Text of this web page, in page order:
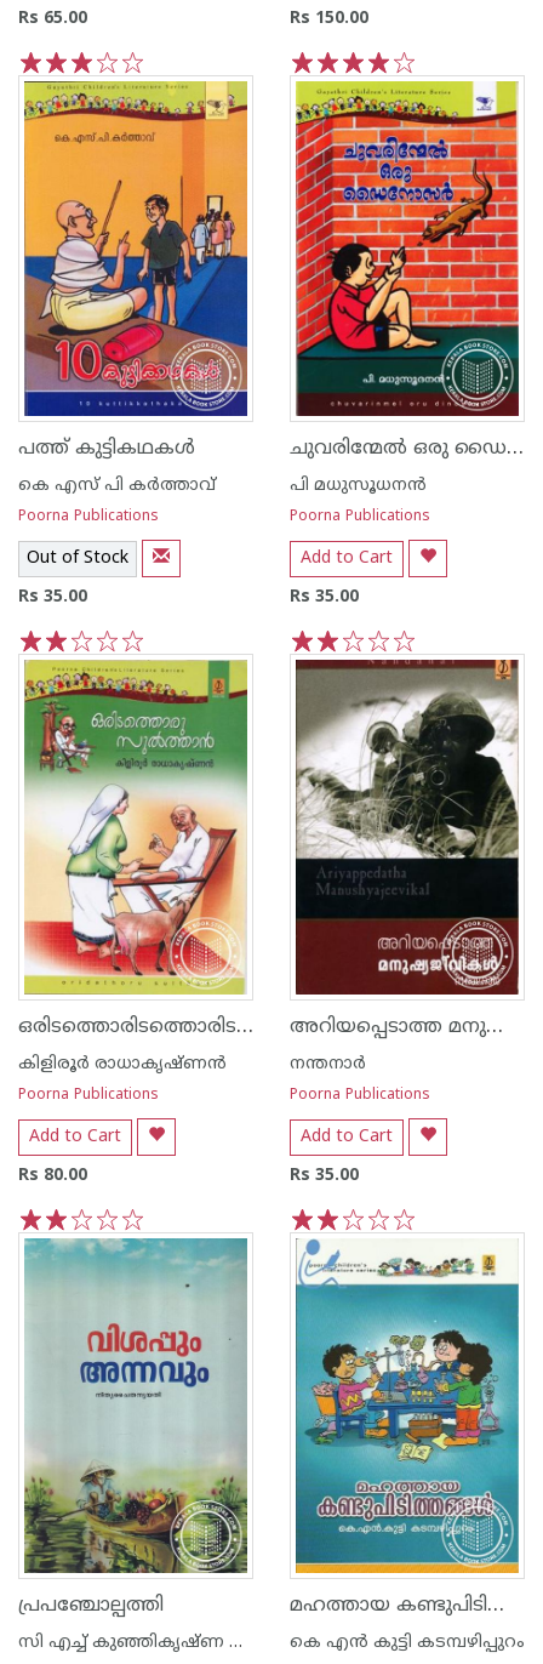
Rs 65.00
5
4
3
2
1
Rs 150.00
5
4
3
2
1
പത്ത് കുട്ടികഥകള്‍
കെ എസ് പി കര്‍ത്താവ്
Poorna Publications
Out of Stock
Rs 35.00
5
4
3
2
1
ചുവരിന്മേല്‍ ഒരു ഡൈനോസര്‍
പി മധുസൂധനന്‍
Poorna Publications
Add to Cart
Rs 35.00
5
4
3
2
1
ഒരിടത്തൊരിടത്തൊരിടത്തൊരു സുല്‍താ‌ന്‍
കിളിരൂര്‍ രാധാകൃഷ്ണന്‍
Poorna Publications
Add to Cart
Rs 80.00
5
4
3
2
1
അറിയപ്പെടാത്ത മനുഷ്യജീവികള്‍
നന്തനാര്‍
Poorna Publications
Add to Cart
Rs 35.00
2
1
പ്രപഞ്ചോല്പത്തി
സി എച്ച് കുഞ്ഞികൃഷ്ണ ക്കുറുപ്പ്
മഹത്തായ കണ്ടുപിടിത്തങ്ങള്‍
കെ എ‌ന്‍ കുട്ടി കടമ്പഴിപ്പുറം